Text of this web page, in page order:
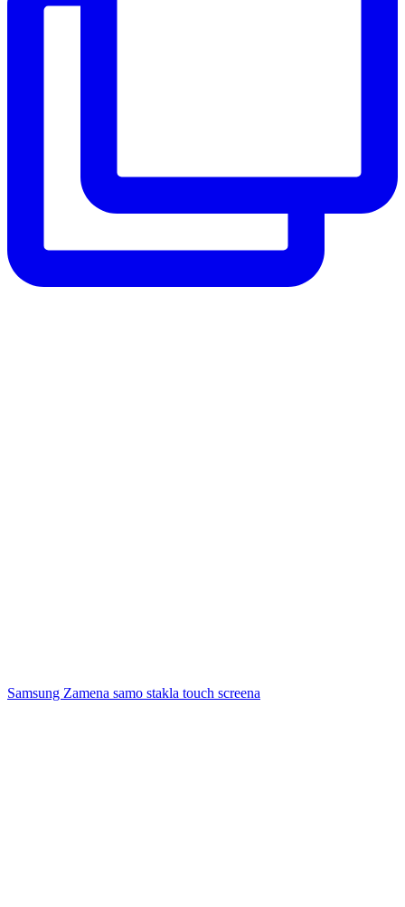
Samsung Zamena samo stakla touch screena